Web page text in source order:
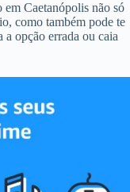
Caetanópolis não só
como também pode te
a opção errada ou caia